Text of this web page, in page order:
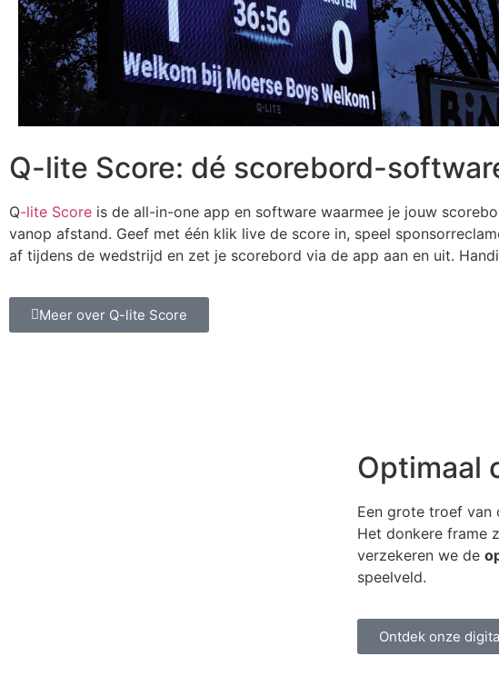
Q-lite Score: dé scorebord-
Q-lite Score is de all-in-one app en software waarmee je jouw
vanop afstand. Geef met één klik live de score in, speel
af tijdens de wedstrijd en zet je scorebord via de app aan en uit.
Meer over Q-lite Score
Optimaal
Een grote troef van
Het donkere frame
verzekeren we de
speelveld.
Ontdek onze